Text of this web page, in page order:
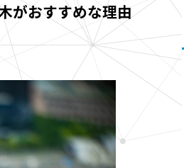
がおすすめな理由